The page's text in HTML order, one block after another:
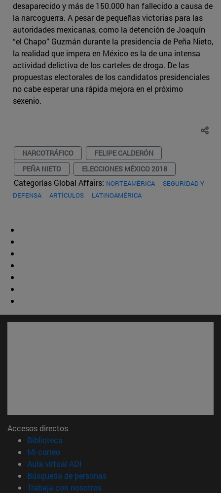
desaparecido y más de 150.000 han fallecido a causa de
la narcoguerra. A pesar de pequeñas victorias para las
autoridades mexicanas, como la detención de Joaquín
“el Chapo” Guzmán durante la presidencia de Peña Nieto,
la realidad que impera en México es la de una intensa
actividad delictiva de los carteles de droga. De las
propuestas electorales de los candidatos presidenciales
no cabe esperar una rápida mejora en el próximo
sexenio.
NARCOTRÁFICO
FELIPE CALDERÓN
PEÑA NIETO
ELECCIONES MÉXICO 2018
Categorías Global Affairs: NORTEAMÉRICA
SEGURIDAD Y
DEFENSA
ARTÍCULOS LATINOAMÉRICA
Accesos directos
Biblioteca
Mi correo(abre en nueva ventana)
Aula virtual ADI
Búsqueda de personas(abre en nueva ventana)
Trabaja con nosotros(abre en nueva ventana)